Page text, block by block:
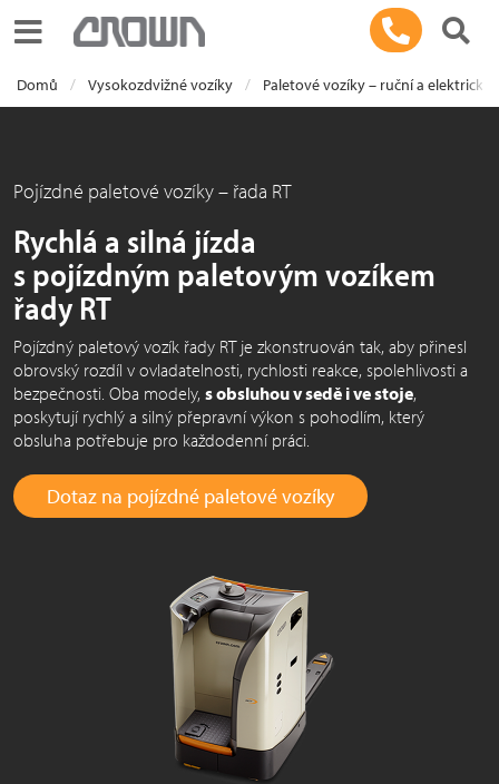
Toggle navigation
Domů Vysokozdvižné vozíky Paletové vozíky – ruční a elektrické
Pojízdné paletové vozíky – řada RT
Rychlá a silná jízda
s pojízdným paletovým vozíkem
řady RT
Pojízdný paletový vozík řady RT je zkonstruován tak, aby přinesl
obrovský rozdíl v ovladatelnosti, rychlosti reakce, spolehlivosti a
bezpečnosti. Oba modely, s obsluhou v sedě i ve stoje,
poskytují rychlý a silný přepravní výkon s pohodlím, který
obsluha potřebuje pro každodenní práci.
Dotaz na pojízdné paletové vozíky